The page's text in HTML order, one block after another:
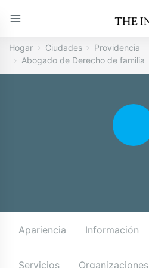
Hogar Ciudades
Providencia
Abogado de Derecho de familia
Apariencia Información
Servicios